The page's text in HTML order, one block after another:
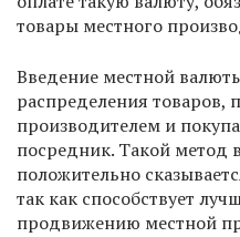
товары местного
Введение местной
распределения
производителем и
посредник. Такой метод
положительно
так как способствует
продвижению местной